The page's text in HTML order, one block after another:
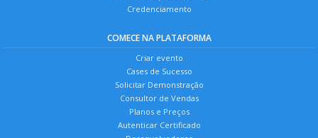
Credenciamento
COMECE NA PLATAFORMA
Criar evento
Cases de Sucesso
Solicitar Demonstração
Consultor de Vendas
Planos e Preços
Autenticar Certificado